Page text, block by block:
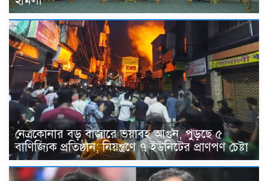
নেত্রকোনার বড় বাজারে ভয়াবহ আগুন, পুড়ছে ৫
বাণিজ্যিক প্রতিষ্ঠান; নিয়ন্ত্রণে ৭ ইউনিটের প্রাণপণ চেষ্টা